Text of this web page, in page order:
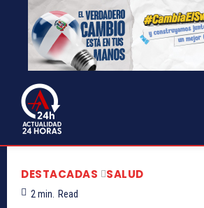
DESTACADAS SALUD
2 min. Read